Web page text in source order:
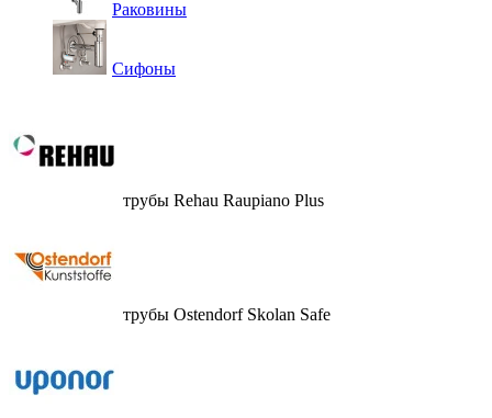
Раковины
Сифоны
трубы Rehau Raupiano Plus
трубы Ostendorf Skolan Safe